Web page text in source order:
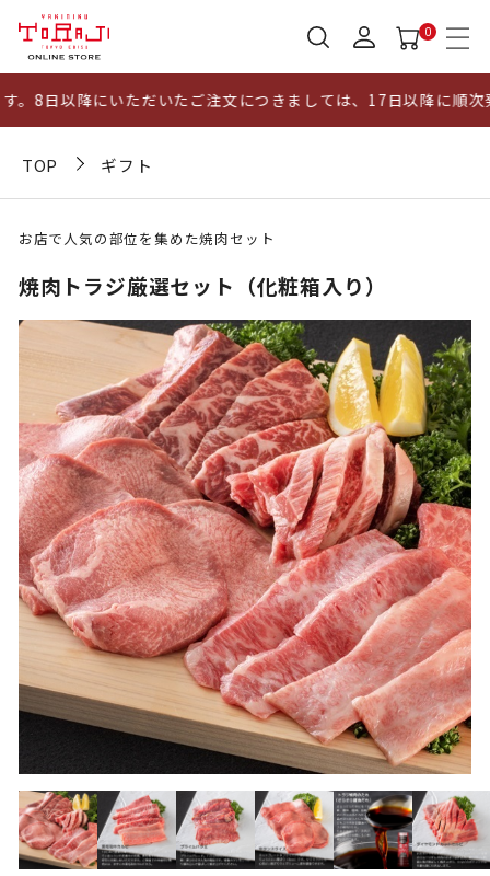
0
以降にいただいたご注文につきましては、17日以降に順次
TOP ギフト
お店で人気の部位を集めた焼肉セット
焼肉トラジ厳選セット（化粧箱入り）